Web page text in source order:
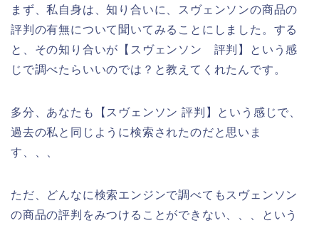
まず、私自身は、知り合いに、スヴェンソンの商品の
評判の有無について聞いてみることにしました。する
と、その知り合いが【スヴェンソン 評判】という感
じで調べたらいいのでは？と教えてくれたんです。
多分、あなたも【スヴェンソン 評判】という感じで、
過去の私と同じように検索されたのだと思いま
す、、、
ただ、どんなに検索エンジンで調べてもスヴェンソン
の商品の評判をみつけることができない、、、という